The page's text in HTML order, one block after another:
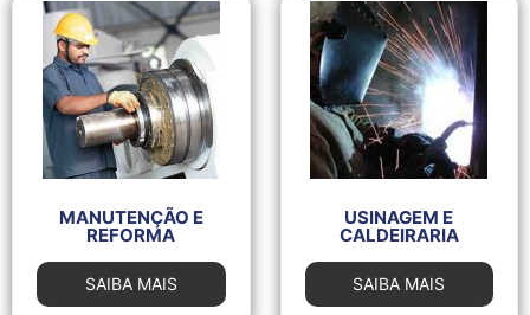
MANUTENÇÃO E
REFORMA
SAIBA MAIS
USINAGEM E
CALDEIRARIA
SAIBA MAIS